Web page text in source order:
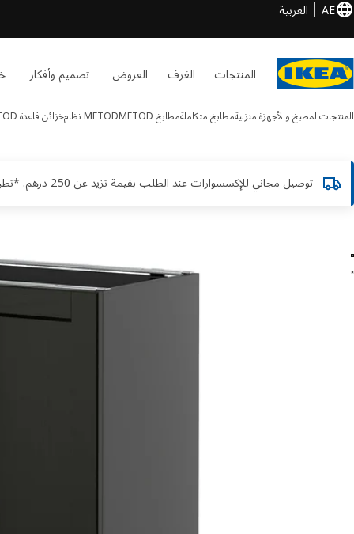
AE العربية
المنتجات الغرف العروض تصميم وأفكار
المنتجاتالمطبخ والأجهزة منزليةمطابخ متكاملةمطابخ METOD METOD نظام خزائن قاعدة METOD
توصيل مجاني للإكسسوارات عند الطلب بقيمة تزيد عن 250 درهم. *تطبق الشروط والأحكام
2 METOD الصور الصور